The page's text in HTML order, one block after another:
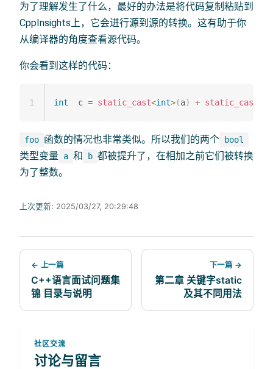
为了理解发生了什么，最好的办法是将代码复制粘贴到
CppInsights上，它会进行源到源的转换。这有助于你
从编译器的角度查看源代码。
你会看到这样的代码：
int
  c
= static_cast<int>(a) + static_cast
1
foo 函数的情况也非常类似。所以我们的两个 bool
类型变量 a 和 b 都被提升了，在相加之前它们被转换
为了整数。
上次更新: 2025/03/27, 20:29:48
← 上一篇
C++语言面试问题集
锦 目录与说明
下一篇 →
第二章 关键字static
及其不同用法
社区交流
讨论与留言